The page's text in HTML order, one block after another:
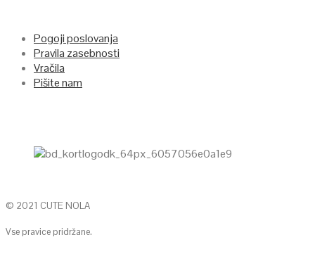
Pogoji poslovanja
Pravila zasebnosti
Vračila
Pišite nam
© 2021 CUTE NOLA
Vse pravice pridržane.